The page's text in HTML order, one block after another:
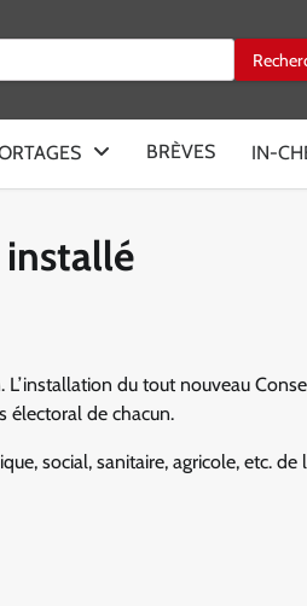
BRÈVES IN-
installé
du tout nouveau
électoral de chacun.
social, sanitaire, agricole, etc. de